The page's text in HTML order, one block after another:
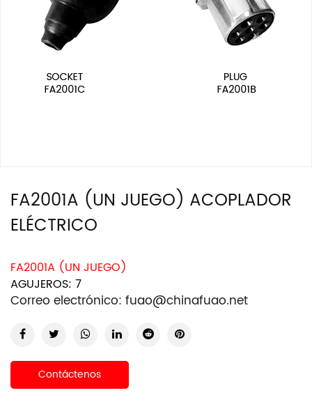
FA2001A (UN JUEGO) ACOPLADOR
ELÉCTRICO
FA2001A (UN JUEGO)
AGUJEROS: 7
Correo electrónico: fuao@chinafuao.net
Contáctenos